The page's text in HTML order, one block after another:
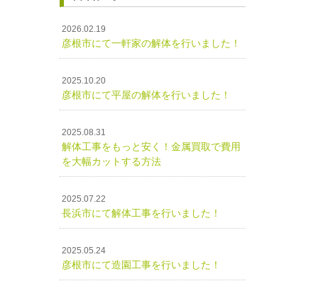
2026.02.19
彦根市にて一軒家の解体を行いました！
2025.10.20
彦根市にて平屋の解体を行いました！
2025.08.31
解体工事をもっと安く！金属買取で費用
を大幅カットする方法
2025.07.22
長浜市にて解体工事を行いました！
2025.05.24
彦根市にて造園工事を行いました！